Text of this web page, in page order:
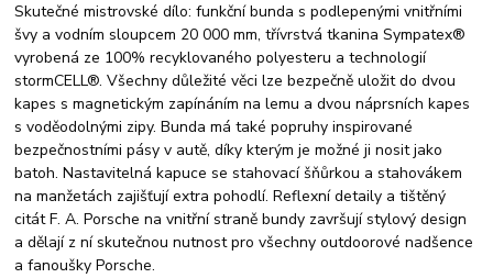
Skutečné mistrovské dílo: funkční bunda s podlepenými vnitřními
švy a vodním sloupcem 20 000 mm, třívrstvá tkanina Sympatex®
vyrobená ze 100% recyklovaného polyesteru a technologií
stormCELL®. Všechny důležité věci lze bezpečně uložit do dvou
kapes s magnetickým zapínáním na lemu a dvou náprsních kapes
s voděodolnými zipy. Bunda má také popruhy inspirované
bezpečnostními pásy v autě, díky kterým je možné ji nosit jako
batoh. Nastavitelná kapuce se stahovací šňůrkou a stahovákem
na manžetách zajišťují extra pohodlí. Reflexní detaily a tištěný
citát F. A. Porsche na vnitřní straně bundy završují stylový design
a dělají z ní skutečnou nutnost pro všechny outdoorové nadšence
a fanoušky Porsche.